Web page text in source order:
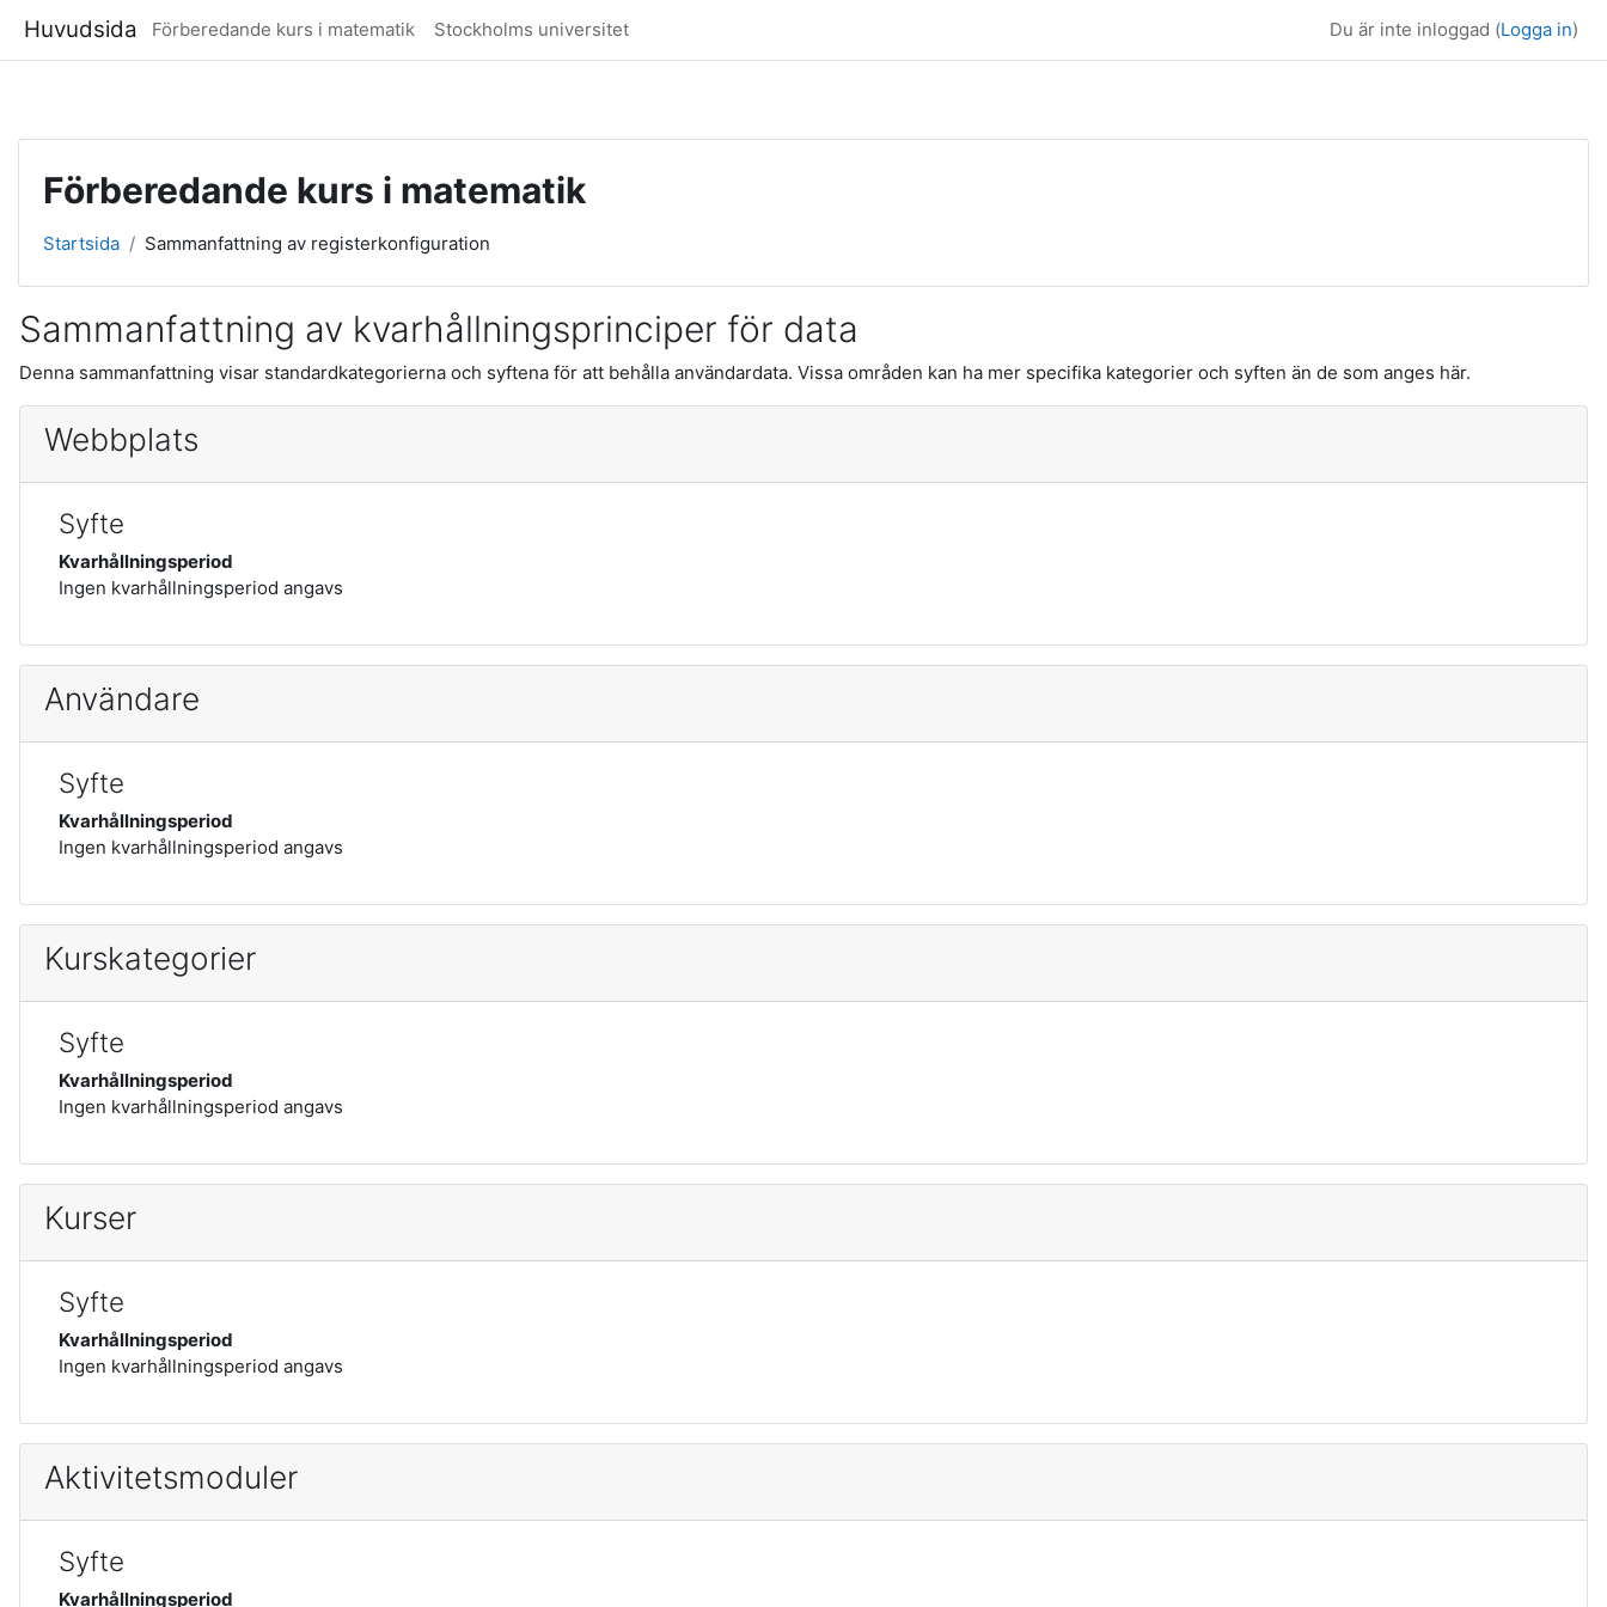
Huvudsida Förberedande kurs i matematik Stockholms universitet Du är inte inloggad (Logga in)
Förberedande kurs i matematik
Startsida Sammanfattning av registerkonfiguration
Sammanfattning av kvarhållningsprinciper för data
Denna sammanfattning visar standardkategorierna och syftena för att behålla användardata. Vissa områden kan ha mer specifika kategorier och syften än de som anges här.
Webbplats
Syfte
Kvarhållningsperiod
Ingen kvarhållningsperiod angavs
Användare
Syfte
Kvarhållningsperiod
Ingen kvarhållningsperiod angavs
Kurskategorier
Syfte
Kvarhållningsperiod
Ingen kvarhållningsperiod angavs
Kurser
Syfte
Kvarhållningsperiod
Ingen kvarhållningsperiod angavs
Aktivitetsmoduler
Syfte
Kvarhållningsperiod